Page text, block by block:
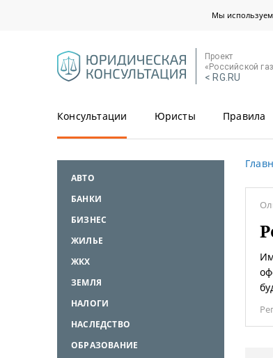
Мы
Проект
«Российской
< RG.RU
Консультации Юристы Правила
АВТО
БАНКИ
БИЗНЕС
ЖИЛЬЕ
ЖКХ
ЗЕМЛЯ
НАЛОГИ
НАСЛЕДСТВО
ОБРАЗОВАНИЕ